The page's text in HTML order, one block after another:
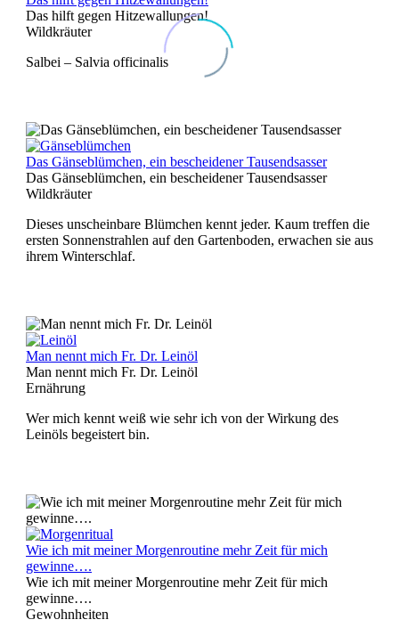
Das hilft gegen Hitzewallungen!
Wildkräuter
Salbei – Salvia officinalis​
Das Gänseblümchen, ein bescheidener Tausendsasser
Das Gänseblümchen, ein bescheidener Tausendsasser
Wildkräuter
Dieses unscheinbare Blümchen kennt jeder. Kaum treffen die
ersten Sonnenstrahlen auf den Gartenboden, erwachen sie aus
ihrem Winterschlaf.
Man nennt mich Fr. Dr. Leinöl
Man nennt mich Fr. Dr. Leinöl
Ernährung
Wer mich kennt weiß wie sehr ich von der Wirkung des
Leinöls begeistert bin.
Wie ich mit meiner Morgenroutine mehr Zeit für mich
gewinne….
Wie ich mit meiner Morgenroutine mehr Zeit für mich
gewinne….
Gewohnheiten